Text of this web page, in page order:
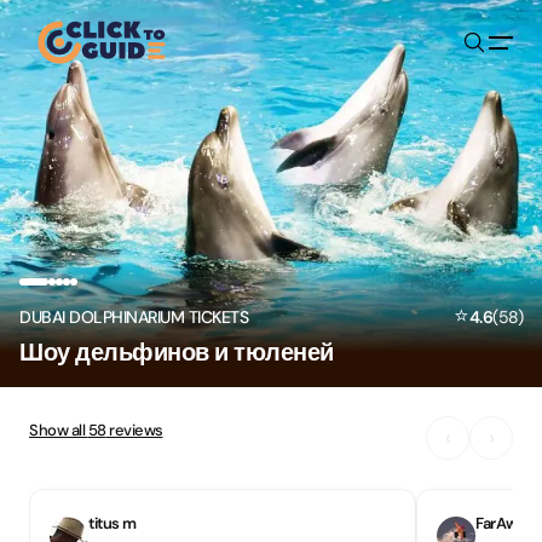
Skip to content
DUBAI DOLPHINARIUM TICKETS ⭐4.6(58)
Шоу дельфинов и тюленей
Show all58reviews
titus m